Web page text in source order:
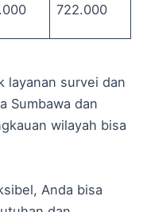
722.000
layanan survei dan
Sumbawa dan
wilayah bisa
Anda bisa